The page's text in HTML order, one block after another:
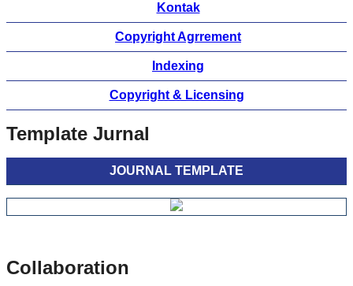
Kontak
Copyright Agrrement
Indexing
Copyright & Licensing
Template Jurnal
JOURNAL TEMPLATE
Collaboration